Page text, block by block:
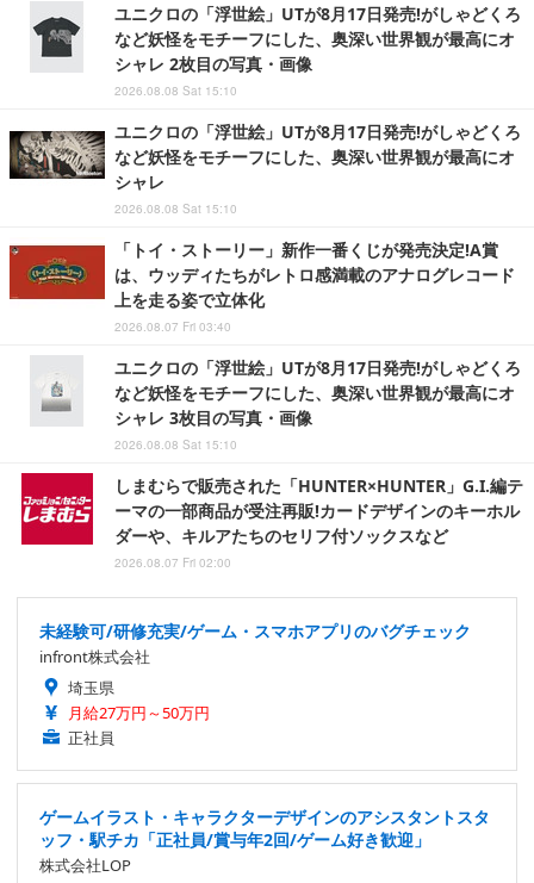
ユニクロの「浮世絵」UTが8月17日発売!がしゃどくろ
など妖怪をモチーフにした、奥深い世界観が最高にオ
シャレ 2枚目の写真・画像
2026.08.08 Sat 15:10
ユニクロの「浮世絵」UTが8月17日発売!がしゃどくろ
など妖怪をモチーフにした、奥深い世界観が最高にオ
シャレ
2026.08.08 Sat 15:10
「トイ・ストーリー」新作一番くじが発売決定!A賞
は、ウッディたちがレトロ感満載のアナログレコード
上を走る姿で立体化
2026.08.07 Fri 03:40
ユニクロの「浮世絵」UTが8月17日発売!がしゃどくろ
など妖怪をモチーフにした、奥深い世界観が最高にオ
シャレ 3枚目の写真・画像
2026.08.08 Sat 15:10
しまむらで販売された「HUNTER×HUNTER」G.I.編テ
ーマの一部商品が受注再販!カードデザインのキーホル
ダーや、キルアたちのセリフ付ソックスなど
2026.08.07 Fri 02:00
未経験可/研修充実/ゲーム・スマホアプリのバグチェック
infront株式会社
埼玉県
月給27万円～50万円
正社員
ゲームイラスト・キャラクターデザインのアシスタントスタ
ッフ・駅チカ「正社員/賞与年2回/ゲーム好き歓迎」
株式会社LOP